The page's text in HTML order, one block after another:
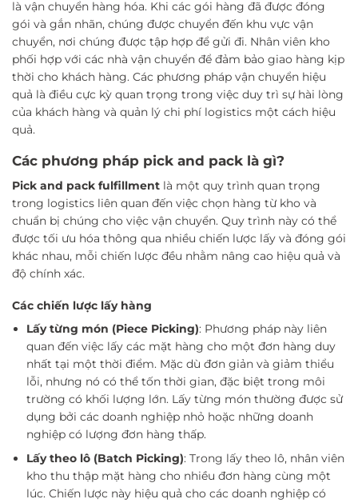
là vận chuyển hàng hóa. Khi các gói hàng đã được đóng
gói và gắn nhãn, chúng được chuyển đến khu vực vận
chuyển, nơi chúng được tập hợp để gửi đi. Nhân viên kho
phối hợp với các nhà vận chuyển để đảm bảo giao hàng kịp
thời cho khách hàng. Các phương pháp vận chuyển hiệu
quả là điều cực kỳ quan trọng trong việc duy trì sự hài lòng
của khách hàng và quản lý chi phí logistics một cách hiệu
quả.
Các phương pháp pick and pack là gì?
Pick and pack fulfillment là một quy trình quan trọng
trong logistics liên quan đến việc chọn hàng từ kho và
chuẩn bị chúng cho việc vận chuyển. Quy trình này có thể
được tối ưu hóa thông qua nhiều chiến lược lấy và đóng gói
khác nhau, mỗi chiến lược đều nhằm nâng cao hiệu quả và
độ chính xác.
Các chiến lược lấy hàng
Lấy từng món (Piece Picking): Phương pháp này liên
quan đến việc lấy các mặt hàng cho một đơn hàng duy
nhất tại một thời điểm. Mặc dù đơn giản và giảm thiểu
lỗi, nhưng nó có thể tốn thời gian, đặc biệt trong môi
trường có khối lượng lớn. Lấy từng món thường được sử
dụng bởi các doanh nghiệp nhỏ hoặc những doanh
nghiệp có lượng đơn hàng thấp.
Lấy theo lô (Batch Picking): Trong lấy theo lô, nhân viên
kho thu thập mặt hàng cho nhiều đơn hàng cùng một
lúc. Chiến lược này hiệu quả cho các doanh nghiệp có